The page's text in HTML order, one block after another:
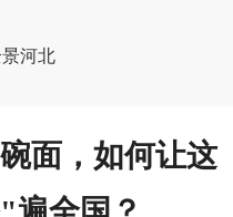
河北
面，如何让这